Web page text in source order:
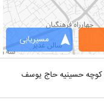
navigation مسیریابی
کوچه حسینیه حاج یوسف